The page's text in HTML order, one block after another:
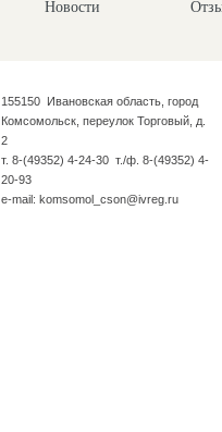
Новости
155150 Ивановская область, город
Комсомольск, переулок Торговый, д.
2
т. 8-(49352) 4-24-30 т./ф. 8-(49352) 4-
20-93
e-mail: komsomol_cson@ivreg.ru